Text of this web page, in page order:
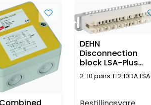
DEHN
Disconnection
block LSA-Plus
technology
2. 10 pairs TL2 10DA LSA